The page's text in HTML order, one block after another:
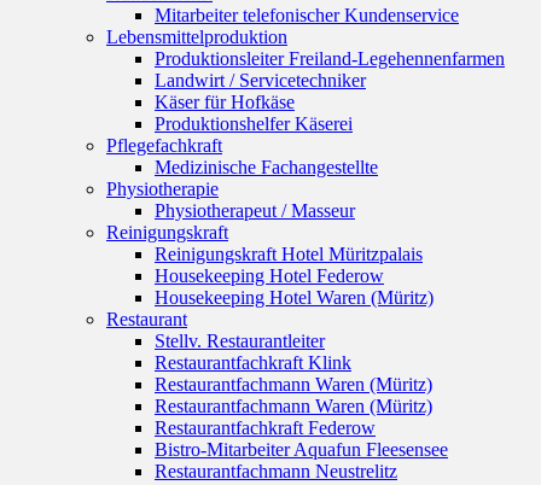
Mitarbeiter telefonischer Kundenservice
Lebensmittelproduktion
Produktionsleiter Freiland-Legehennenfarmen
Landwirt / Servicetechniker
Käser für Hofkäse
Produktionshelfer Käserei
Pflegefachkraft
Medizinische Fachangestellte
Physiotherapie
Physiotherapeut / Masseur
Reinigungskraft
Reinigungskraft Hotel Müritzpalais
Housekeeping Hotel Federow
Housekeeping Hotel Waren (Müritz)
Restaurant
Stellv. Restaurantleiter
Restaurantfachkraft Klink
Restaurantfachmann Waren (Müritz)
Restaurantfachmann Waren (Müritz)
Restaurantfachkraft Federow
Bistro-Mitarbeiter Aquafun Fleesensee
Restaurantfachmann Neustrelitz